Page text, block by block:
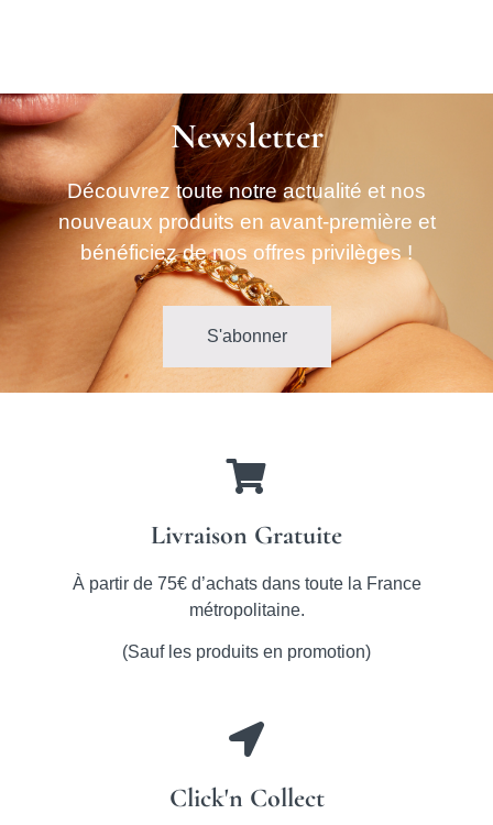
Newsletter
Découvrez toute notre actualité et nos
nouveaux produits en avant-première et
bénéficiez de nos offres privilèges !
S'abonner
Livraison Gratuite
À partir de 75€ d’achats dans toute la France
métropolitaine.
(Sauf les produits en promotion)
Click'n Collect